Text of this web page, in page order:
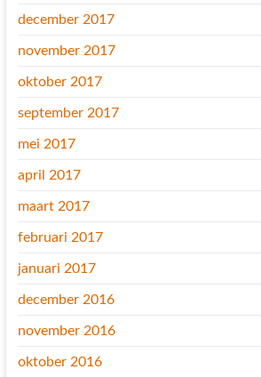
december 2017
november 2017
oktober 2017
september 2017
mei 2017
april 2017
maart 2017
februari 2017
januari 2017
december 2016
november 2016
oktober 2016